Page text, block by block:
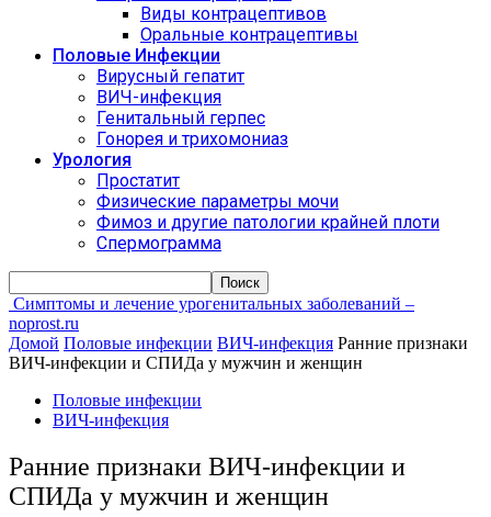
Виды контрацептивов
Оральные контрацептивы
Половые Инфекции
Вирусный гепатит
ВИЧ-инфекция
Генитальный герпес
Гонорея и трихомониаз
Урология
Простатит
Физические параметры мочи
Фимоз и другие патологии крайней плоти
Спермограмма
Симптомы и лечение урогенитальных заболеваний –
noprost.ru
Домой Половые инфекции ВИЧ-инфекция Ранние признаки
ВИЧ-инфекции и СПИДа у мужчин и женщин
Половые инфекции
ВИЧ-инфекция
Ранние признаки ВИЧ-инфекции и
СПИДа у мужчин и женщин